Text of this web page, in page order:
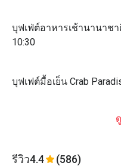
บุฟเฟ่ต์อาหารเช้านานาช
10:30
บุฟเฟต์มื้อเย็น Crab
รีวิว4.4 (586)